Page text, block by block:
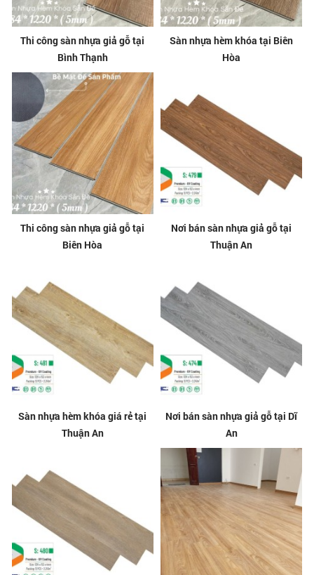
Thi công sàn nhựa giả gỗ tại
Bình Thạnh
Sàn nhựa hèm khóa tại Biên
Hòa
Thi công sàn nhựa giả gỗ tại
Biên Hòa
Nơi bán sàn nhựa giả gỗ tại
Thuận An
Sàn nhựa hèm khóa giá rẻ tại
Thuận An
Nơi bán sàn nhựa giả gỗ tại Dĩ
An